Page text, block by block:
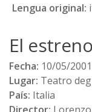
Lengua original:
El estreno
Fecha: 10/05/2001
Lugar: Teatro
País: Italia